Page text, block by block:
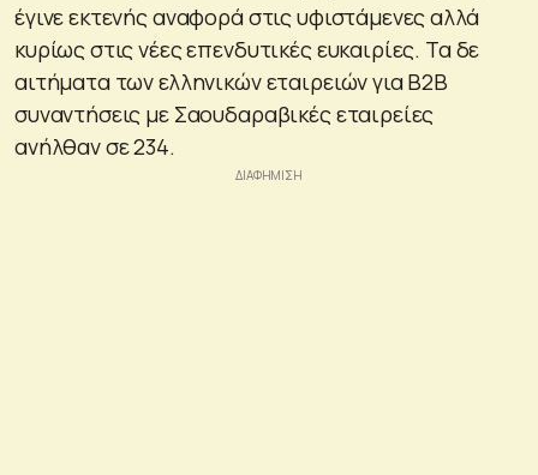
έγινε εκτενής αναφορά στις υφιστάμενες αλλά
κυρίως στις νέες επενδυτικές ευκαιρίες. Τα δε
αιτήματα των ελληνικών εταιρειών για Β2Β
συναντήσεις με Σαουδαραβικές εταιρείες
ανήλθαν σε 234.